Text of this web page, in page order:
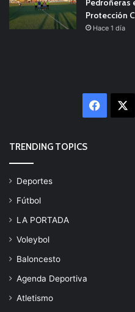
Pedroñeras
Protección
Hace 1 día
TRENDING TOPICS
Deportes
Fútbol
LA PORTADA
Voleybol
Baloncesto
Agenda Deportiva
Atletismo